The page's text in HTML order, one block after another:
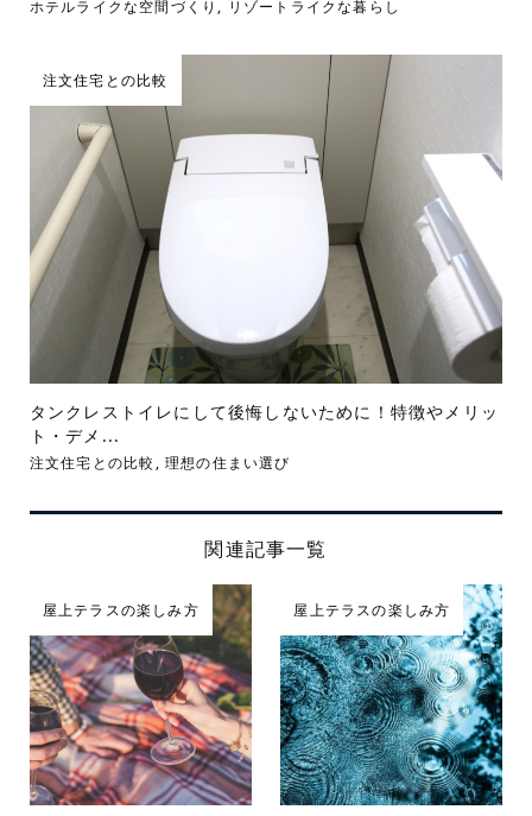
ホテルライクな空間づくり , リゾートライクな暮らし
注文住宅との比較
タンクレストイレにして後悔しないために！特徴やメリッ
ト・デメ...
注文住宅との比較 , 理想の住まい選び
関連記事一覧
屋上テラスの楽しみ方 屋上テラスの楽しみ方